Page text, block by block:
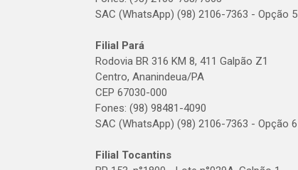
SAC (WhatsApp) (98) 2106-7363 - Opção 5
Filial Pará
Rodovia BR 316 KM 8, 411 Galpão Z1
Centro, Ananindeua/PA
CEP 67030-000
Fones: (98) 98481-4090
SAC (WhatsApp) (98) 2106-7363 - Opção 6
Filial Tocantins